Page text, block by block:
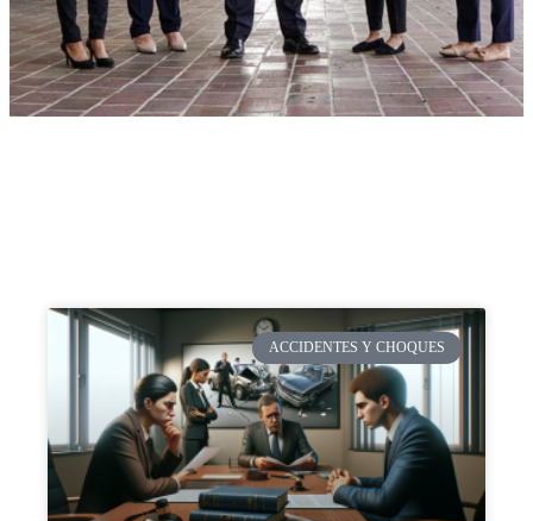
ACCIDENTES Y CHOQUES